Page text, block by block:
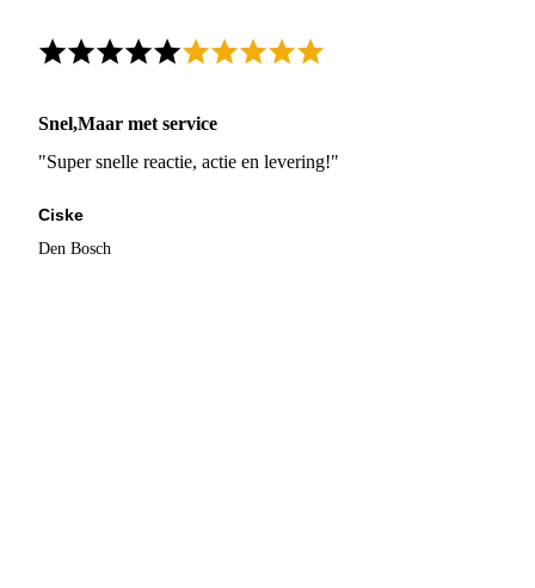
Snel,Maar met service
"Super snelle reactie, actie en levering!"
Ciske
Den Bosch